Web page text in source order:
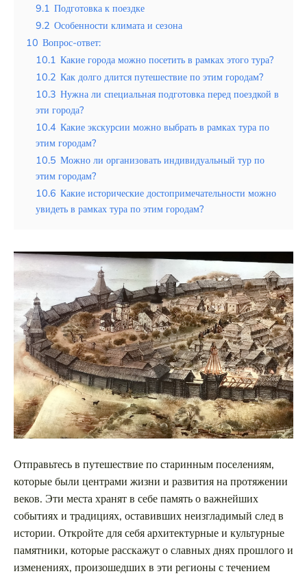
9.1 Подготовка к поездке
9.2 Особенности климата и сезона
10 Вопрос-ответ:
10.1 Какие города можно посетить в рамках этого тура?
10.2 Как долго длится путешествие по этим городам?
10.3 Нужна ли специальная подготовка перед поездкой в
эти города?
10.4 Какие экскурсии можно выбрать в рамках тура по
этим городам?
10.5 Можно ли организовать индивидуальный тур по
этим городам?
10.6 Какие исторические достопримечательности можно
увидеть в рамках тура по этим городам?
Отправьтесь в путешествие по старинным поселениям,
которые были центрами жизни и развития на протяжении
веков. Эти места хранят в себе память о важнейших
событиях и традициях, оставивших неизгладимый след в
истории. Откройте для себя архитектурные и культурные
памятники, которые расскажут о славных днях прошлого и
изменениях, произошедших в эти регионы с течением